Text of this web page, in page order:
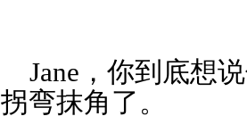
Jane，你到底想
拐弯抹角了。